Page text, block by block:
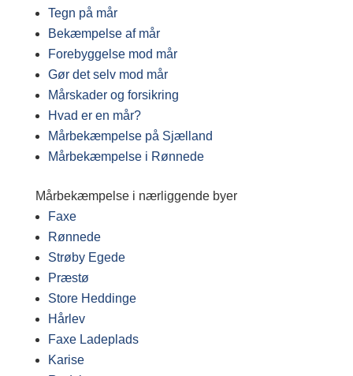
Tegn på mår
Bekæmpelse af mår
Forebyggelse mod mår
Gør det selv mod mår
Mårskader og forsikring
Hvad er en mår?
Mårbekæmpelse på Sjælland
Mårbekæmpelse i Rønnede
Mårbekæmpelse i nærliggende byer
Faxe
Rønnede
Strøby Egede
Præstø
Store Heddinge
Hårlev
Faxe Ladeplads
Karise